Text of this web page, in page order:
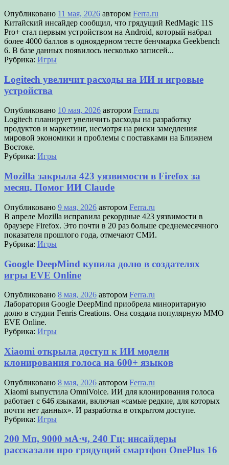
Опубликовано 11 мая, 2026 автором Ferra.ru
Китайский инсайдер сообщил, что грядущий RedMagic 11S
Pro+ стал первым устройством на Android, который набрал
более 4000 баллов в одноядерном тесте бенчмарка Geekbench
6. В базе данных появилось несколько записей...
Рубрика: Игры
Logitech увеличит расходы на ИИ и игровые
устройства
Опубликовано 10 мая, 2026 автором Ferra.ru
Logitech планирует увеличить расходы на разработку
продуктов и маркетинг, несмотря на риски замедления
мировой экономики и проблемы с поставками на Ближнем
Востоке.
Рубрика: Игры
Mozilla закрыла 423 уязвимости в Firefox за
месяц. Помог ИИ Claude
Опубликовано 9 мая, 2026 автором Ferra.ru
В апреле Mozilla исправила рекордные 423 уязвимости в
браузере Firefox. Это почти в 20 раз больше среднемесячного
показателя прошлого года, отмечают СМИ.
Рубрика: Игры
Google DeepMind купила долю в создателях
игры EVE Online
Опубликовано 8 мая, 2026 автором Ferra.ru
Лаборатория Google DeepMind приобрела миноритарную
долю в студии Fenris Creations. Она создала популярную ММО
EVE Online.
Рубрика: Игры
Xiaomi открыла доступ к ИИ модели
клонирования голоса на 600+ языков
Опубликовано 8 мая, 2026 автором Ferra.ru
Xiaomi выпустила OmniVoice. ИИ для клонирования голоса
работает с 646 языками, включая «самые редкие, для которых
почти нет данных». И разработка в открытом доступе.
Рубрика: Игры
200 Мп, 9000 мА·ч, 240 Гц: инсайдеры
рассказали про грядущий смартфон OnePlus 16